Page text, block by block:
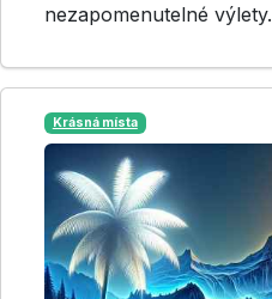
nezapomenutelné výlety.
Krásná místa